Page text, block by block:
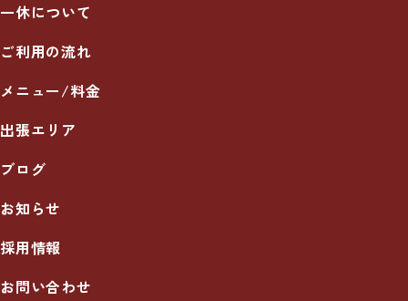
一休について
ご利用の流れ
メニュー/料金
出張エリア
ブログ
お知らせ
採用情報
お問い合わせ